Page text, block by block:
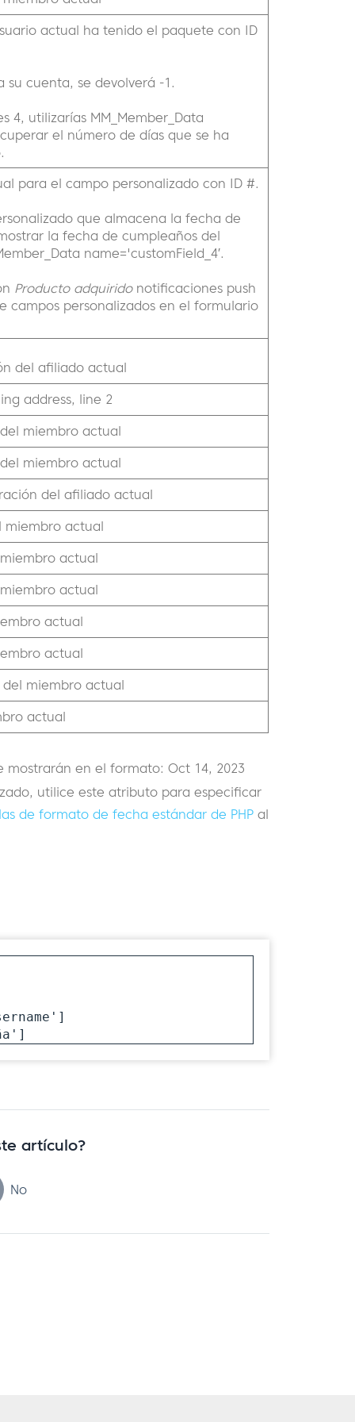
actual ha tenido el paquete con ID
cuenta, se devolverá -1.
4, utilizarías MM_Member_Data
el número de días que se ha
para el campo personalizado con ID #.
que almacena la fecha de
la fecha de cumpleaños del
name='customField_4′.
Producto adquiridonotificaciones push
campos personalizados en el formulario
del afiliado actual
address, line 2
miembro actual
miembro actual
del afiliado actual
miembro actual
actual
actual
actual
actual
miembro actual
actual
mostrarán en el formato: Oct 14, 2023
utilice este atributo para especificar
de formato de fecha estándar de PHPal
artículo?
No